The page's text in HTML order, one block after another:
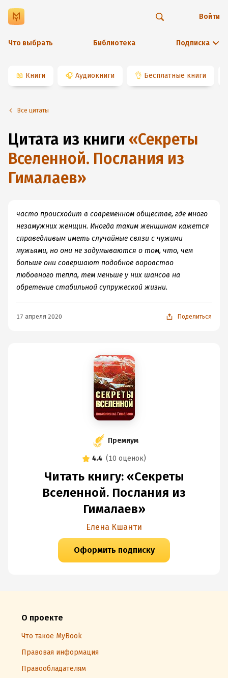
Что выбрать Библиотека Подписка
Войти
📖 Книги 🎧 Аудиокниги 👌 Бесплатные книги
Все цитаты
Цитата из книги «Секреты
Вселенной. Послания из
Гималаев»
часто происходит в современном обществе, где много
незамужних женщин. Иногда таким женщинам кажется
справедливым иметь случайные связи с чужими
мужьями, но они не задумываются о том, что, чем
больше они совершают подобное воровство
любовного тепла, тем меньше у них шансов на
обретение стабильной супружеской жизни.
17 апреля 2020 Поделиться
Премиум
4.4 (10 оценок)
Читать книгу: «Секреты
Вселенной. Послания из
Гималаев»
Елена Кшанти
Оформить подписку
О проекте
Что такое MyBook
Правовая информация
Правообладателям